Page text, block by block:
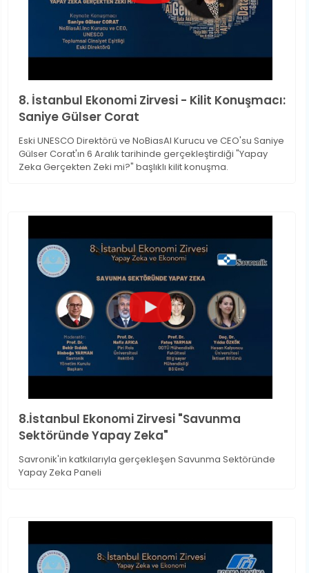
8. İstanbul Ekonomi Zirvesi - Kilit Konuşmacı:
Saniye Gülser Corat
Eski UNESCO Direktörü ve NoBiasAI Kurucu ve CEO'su Saniye
Gülser Corat'ın 6 Aralık tarihinde gerçekleştirdiği "Yapay
Zeka Gerçekten Zeki mi?" başlıklı kilit konuşma.
8.İstanbul Ekonomi Zirvesi "Savunma
Sektöründe Yapay Zeka"
Savronik'in katkılarıyla gerçekleşen Savunma Sektöründe
Yapay Zeka Paneli